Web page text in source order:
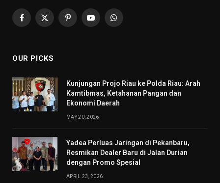
Facebook
X
PinterestYouTubeWhatsApp
OUR PICKS
Kunjungan Projo Riau ke Polda Riau: Arah
Kamtibmas, Ketahanan Pangan dan
Ekonomi Daerah
MAY 20, 2026
Yadea Perluas Jaringan di Pekanbaru,
Resmikan Dealer Baru di Jalan Durian
dengan Promo Spesial
APRIL 23, 2026